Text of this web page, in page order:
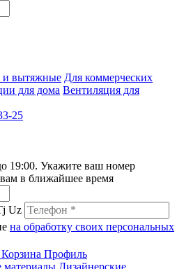
и вытяжные Для коммерческих
для дома Вентиляция для
25
19:00. Укажите ваш номер
в ближайшее время
Uz
на обработку своих персональных
Корзина Профиль
Дизайнерские